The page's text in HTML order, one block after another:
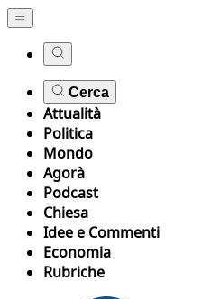
Cerca
Attualità
Politica
Mondo
Agorà
Podcast
Chiesa
Idee e Commenti
Economia
Rubriche